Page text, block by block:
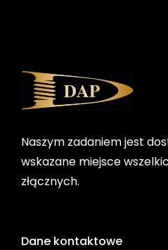
Naszym zadaniem jest
wskazane miejsce
złącznych.
Dane kontaktowe